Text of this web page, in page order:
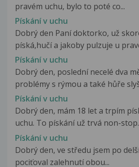
pravém uchu, bylo to poté co...
Pískání v uchu
Dobrý den Paní doktorko, už
píská,hučí a jakoby pulzuje u
Pískání v uchu
Dobrý den, poslední necelé dva
problémy s rýmou a také hůře
Pískání v uchu
Dobrý den, mám 18 let a trpím
uchu. To pískání už trvá non-
Pískání v uchu
Dobrý den, ve středu jsem po
pociťoval zalehnutí obou...